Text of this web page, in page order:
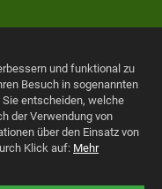
und funktional zu
Besuch in sogenannten
entscheiden, welche
der Verwendung von
über den Einsatz von
Klick auf: Mehr